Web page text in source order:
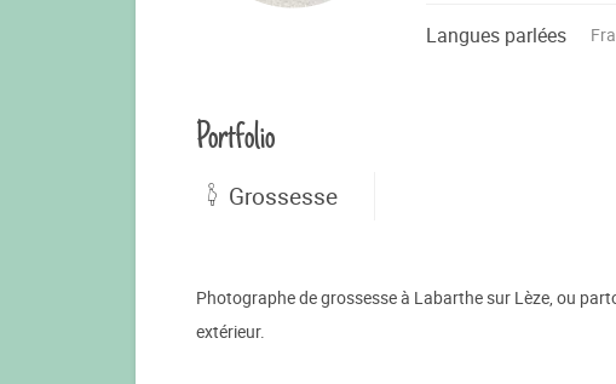
Langues parlées
Portfolio
Grossesse
Photographe de grossesse à Labarthe sur Lèze, ou
extérieur.